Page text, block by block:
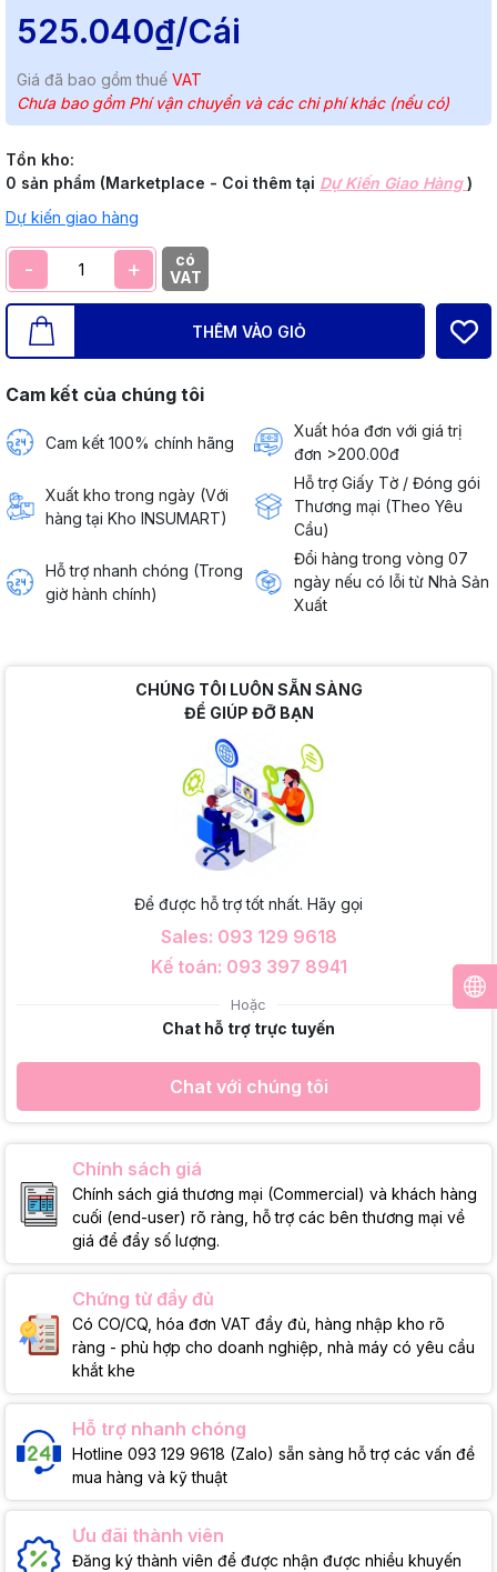
525.040₫/Cái
Giá đã bao gồm thuế VAT
Chưa bao gồm Phí vận chuyển và các chi phí khác (nếu có)
Tồn kho:
0 sản phẩm (Marketplace - Coi thêm tại Dự Kiến Giao Hàng)
Dự kiến giao hàng
- +
có
VAT
THÊM VÀO GIỎ
Cam kết của chúng tôi
Cam kết 100% chính hãng
Xuất hóa đơn với giá trị
đơn >200.00đ
Xuất kho trong ngày (Với
hàng tại Kho INSUMART)
Hỗ trợ Giấy Tờ / Đóng gói
Thương mại (Theo Yêu
Cầu)
Hỗ trợ nhanh chóng (Trong
giờ hành chính)
Đổi hàng trong vòng 07
ngày nếu có lỗi từ Nhà Sản
Xuất
CHÚNG TÔI LUÔN SẴN SÀNG
ĐỂ GIÚP ĐỠ BẠN
Để được hỗ trợ tốt nhất. Hãy gọi
Sales: 093 129 9618
Kế toán: 093 397 8941
Hoặc
Chat hỗ trợ trực tuyến
Chat với chúng tôi
Chính sách giá
Chính sách giá thương mại (Commercial) và khách hàng
cuối (end-user) rõ ràng, hỗ trợ các bên thương mại về
giá để đẩy số lượng.
Chứng từ đầy đủ
Có CO/CQ, hóa đơn VAT đầy đủ, hàng nhập kho rõ
ràng - phù hợp cho doanh nghiệp, nhà máy có yêu cầu
khắt khe
Hỗ trợ nhanh chóng
Hotline 093 129 9618 (Zalo) sẵn sàng hỗ trợ các vấn đề
mua hàng và kỹ thuật
Ưu đãi thành viên
Đăng ký thành viên để được nhận được nhiều khuyến